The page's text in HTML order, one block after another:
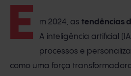
E m 2024, as tendências
A inteligência artificial
processos e
como uma força